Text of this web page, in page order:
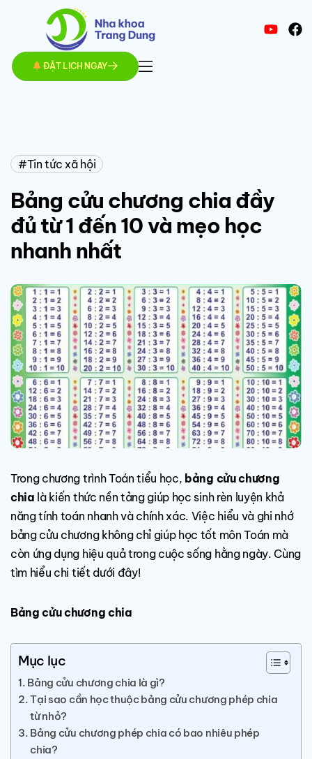
ĐẶT LỊCH NGAY
Tin tức xã hội
Bảng cửu chương chia đầy
đủ từ 1 đến 10 và mẹo học
nhanh nhất
Trong chương trình Toán tiểu học, bảng cửu chương
chia là kiến thức nền tảng giúp học sinh rèn luyện khả
năng tính toán nhanh và chính xác. Việc hiểu và ghi nhớ
bảng cửu chương không chỉ giúp học tốt môn Toán mà
còn ứng dụng hiệu quả trong cuộc sống hằng ngày. Cùng
tìm hiểu chi tiết dưới đây!
Bảng cửu chương chia​
Mục lục
Bảng cửu chương chia là gì?
Tại sao cần học thuộc bảng cửu chương phép chia
từ nhỏ?
Bảng cửu chương phép chia có bao nhiêu phép
chia?